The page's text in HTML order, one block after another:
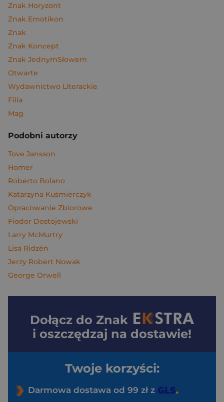
Znak Horyzont
Znak Emotikon
Znak
Znak Koncept
Znak JednymSłowem
Otwarte
Wydawnictwo Literackie
Filia
Mag
Podobni autorzy
Tove Jansson
Homer
Roberto Bolano
Katarzyna Kuśmierczyk
Opracowanie Zbiorowe
Fiodor Dostojewski
Larry McMurtry
Lisa Ridzén
Jerzy Robert Nowak
George Orwell
Dołącz do Znak
i oszczędzaj na dostawie!
Twoje korzyści:
Darmowa dostawa od 99 zł z